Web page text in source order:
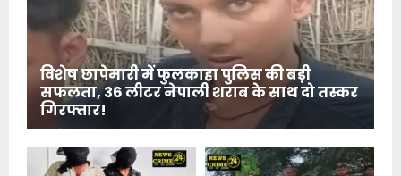
विशेष छापेमारी में फुलकाहा पुलिस की बड़ी
सफलता, 36 लीटर नेपाली शराब के साथ दो तस्कर
गिरफ्तार!